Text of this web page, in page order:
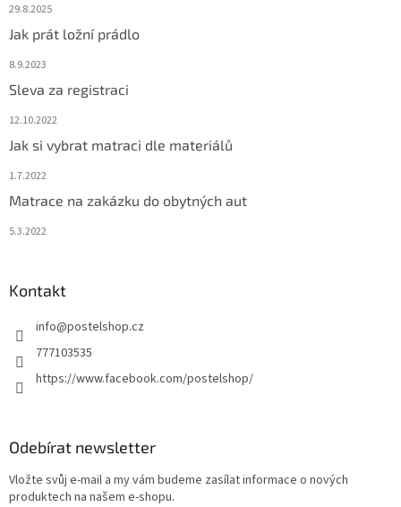
29.8.2025
Jak prát ložní prádlo
8.9.2023
Sleva za registraci
12.10.2022
Jak si vybrat matraci dle materiálů
1.7.2022
Matrace na zakázku do obytných aut
5.3.2022
Kontakt
info@postelshop.cz
777103535
https://www.facebook.com/postelshop/
Odebírat newsletter
Vložte svůj e-mail a my vám budeme zasílat informace o nových
produktech na našem e-shopu.